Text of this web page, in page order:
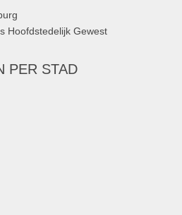
Hoofdstedelijk Gewest
PER STAD